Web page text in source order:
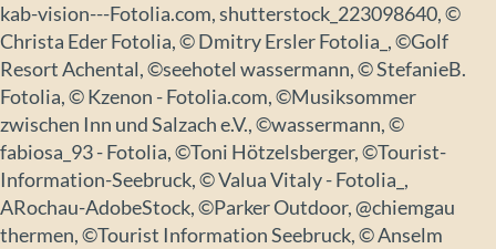
kab-vision---Fotolia.com, shutterstock_223098640, ©
Christa Eder Fotolia, © Dmitry Ersler Fotolia_, ©Golf
Resort Achental, ©seehotel wassermann, © StefanieB.
Fotolia, © Kzenon - Fotolia.com, ©Musiksommer
zwischen Inn und Salzach e.V., ©wassermann, ©
fabiosa_93 - Fotolia, ©Toni Hötzelsberger, ©Tourist-
Information-Seebruck, © Valua Vitaly - Fotolia_,
ARochau-AdobeStock, ©Parker Outdoor, @chiemgau
thermen, ©Tourist Information Seebruck, © Anselm